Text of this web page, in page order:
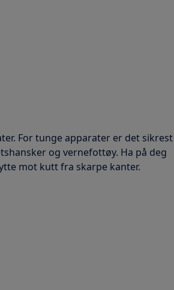
For tunge apparater er det
og vernefottøy. Ha på deg
mot kutt fra skarpe kanter.